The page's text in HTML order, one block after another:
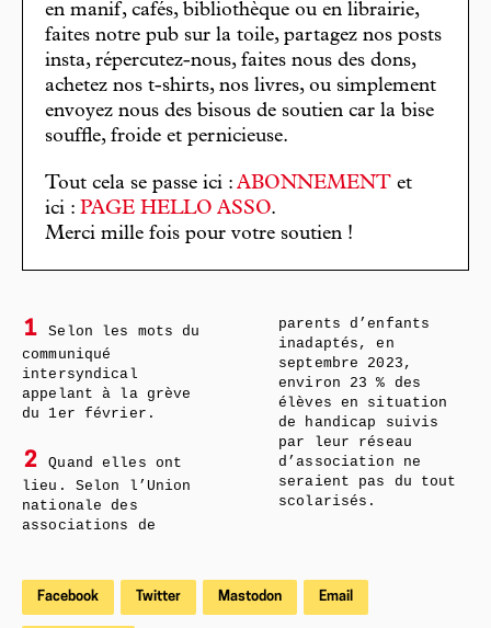
en manif, cafés, bibliothèque ou en librairie,
faites notre pub sur la toile, partagez nos posts
insta, répercutez-nous, faites nous des dons,
achetez nos t-shirts, nos livres, ou simplement
envoyez nous des bisous de soutien car la bise
souffle, froide et pernicieuse.
Tout cela se passe ici : ABONNEMENT et
ici : PAGE HELLO ASSO.
Merci mille fois pour votre soutien !
1
Selon les mots du
communiqué
intersyndical
appelant à la grève
du 1er février.
2
Quand elles ont
lieu. Selon l’Union
nationale des
associations de
parents d’enfants
inadaptés, en
septembre 2023,
environ 23 % des
élèves en situation
de handicap suivis
par leur réseau
d’association ne
seraient pas du tout
scolarisés.
Facebook Twitter Mastodon Email